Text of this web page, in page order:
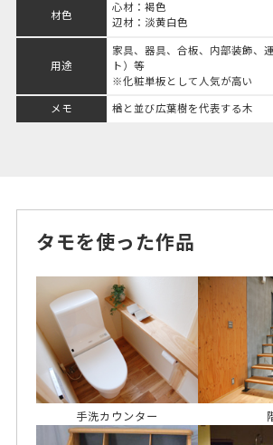
材色
心材：褐色
辺材：淡黄白色
用途
家具、器具、合板、内部装飾、
ト）等
※化粧単板として人気が高い
メモ 楢と並び広葉樹を代表する木
タモを使った作品
手洗カウンター